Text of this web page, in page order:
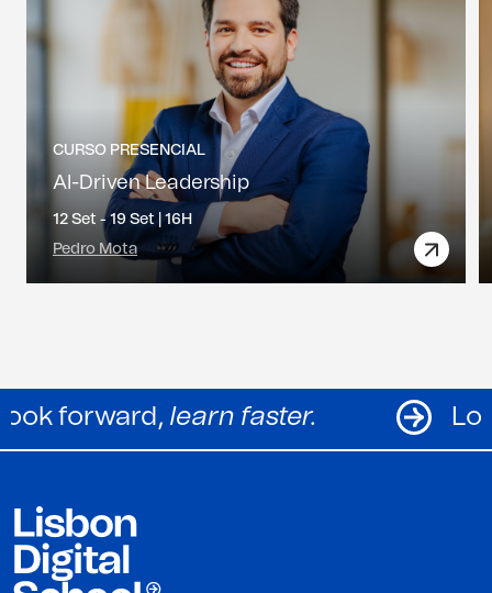
CURSO PRESENCIAL
AI-Driven Leadership
12 Set - 19 Set | 16H
Pedro Mota
Look forward,learn faster.